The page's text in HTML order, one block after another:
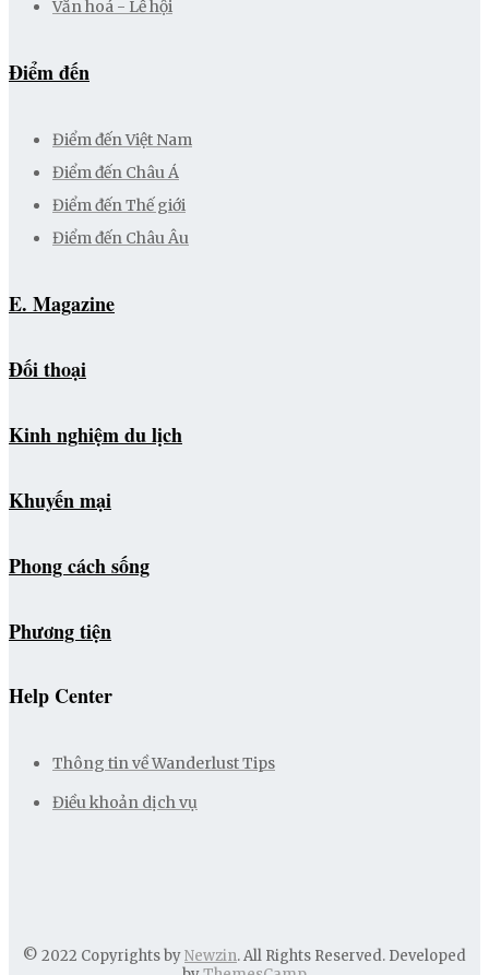
Văn hoá - Lễ hội
Điểm đến
Điểm đến Việt Nam
Điểm đến Châu Á
Điểm đến Thế giới
Điểm đến Châu Âu
E. Magazine
Đối thoại
Kinh nghiệm du lịch
Khuyến mại
Phong cách sống
Phương tiện
Help Center
Thông tin về Wanderlust Tips
Điều khoản dịch vụ
© 2022 Copyrights byNewzin. All Rights Reserved. Developed